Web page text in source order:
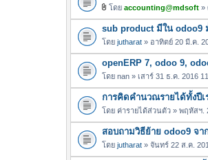
ล์
แ
น
บ
ฟ
ล์
แ
น
บ
โดย accounting@mdsoft »
sub product มีใน odoo9
โดย jutharat » อาทิตย์ 20 มี.ค.
openERP 7, odoo 9,
โดย nan » เสาร์ 31 ธ.ค. 2016
การคิดคำนวณรายได้ทั้งปี
โดย ค่ารายได้ส่วนตัว » พฤหัสฯ.
สอบถามวิธีย้าย odoo9 จ
โดย jutharat » จันทร์ 22 ส.ค.